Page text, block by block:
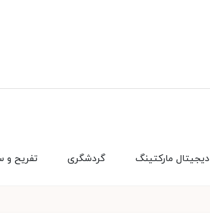
تفریح و گردشگری دیجیتال مارکتینگ